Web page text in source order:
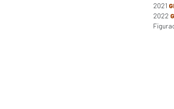
2021
2022